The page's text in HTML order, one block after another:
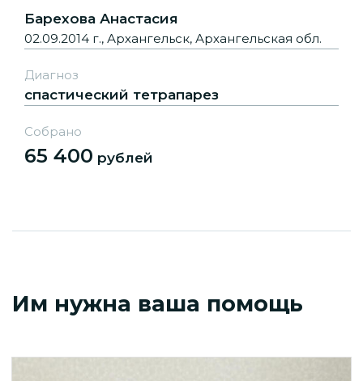
Барехова Анастасия
02.09.2014 г., Архангельск, Архангельская обл.
Диагноз
спастический тетрапарез
Собрано
65 400 рублей
Им нужна ваша помощь